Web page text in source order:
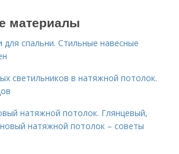
материалы
для спальни. Стильные навесные
светильников в натяжной потолок.
натяжной потолок. Глянцевый,
натяжной потолок – советы